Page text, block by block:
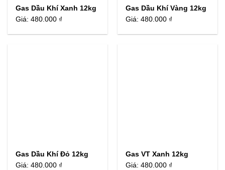
Gas Dầu Khí Xanh 12kg
Giá:480.000 ₫
Gas Dầu Khí Vàng 12kg
Giá:480.000 ₫
Gas Dầu Khí Đỏ 12kg
Giá:480.000 ₫
Gas VT Xanh 12kg
Giá:480.000 ₫